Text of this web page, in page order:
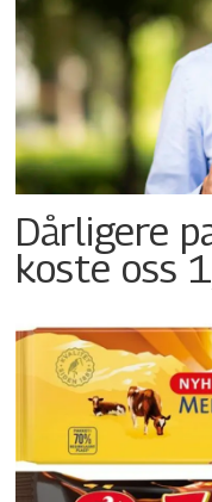
Dårligere
koste oss